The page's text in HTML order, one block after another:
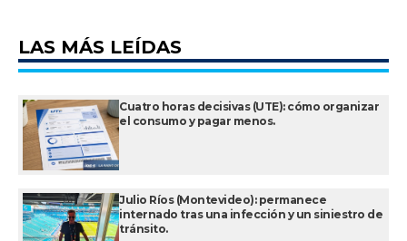
LAS MÁS LEÍDAS
Cuatro horas decisivas (UTE): cómo organizar
el consumo y pagar menos.
Julio Ríos (Montevideo): permanece
internado tras una infección y un siniestro de
tránsito.